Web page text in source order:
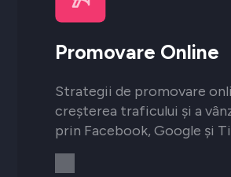
Promovare Online
Strategii de promovare
creșterea traficului și a
prin Facebook, Google și